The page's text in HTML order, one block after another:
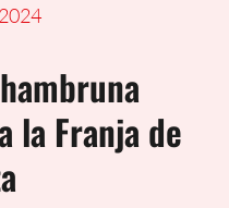
la Franja de